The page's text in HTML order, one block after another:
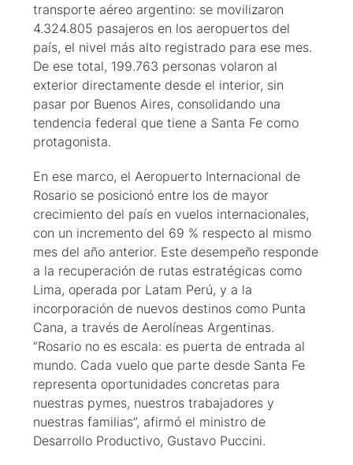
transporte aéreo argentino: se movilizaron
4.324.805 pasajeros en los aeropuertos del
país, el nivel más alto registrado para ese mes.
De ese total, 199.763 personas volaron al
exterior directamente desde el interior, sin
pasar por Buenos Aires, consolidando una
tendencia federal que tiene a Santa Fe como
protagonista.
En ese marco, el Aeropuerto Internacional de
Rosario se posicionó entre los de mayor
crecimiento del país en vuelos internacionales,
con un incremento del 69 % respecto al mismo
mes del año anterior. Este desempeño responde
a la recuperación de rutas estratégicas como
Lima, operada por Latam Perú, y a la
incorporación de nuevos destinos como Punta
Cana, a través de Aerolíneas Argentinas.
“Rosario no es escala: es puerta de entrada al
mundo. Cada vuelo que parte desde Santa Fe
representa oportunidades concretas para
nuestras pymes, nuestros trabajadores y
nuestras familias”, afirmó el ministro de
Desarrollo Productivo, Gustavo Puccini.